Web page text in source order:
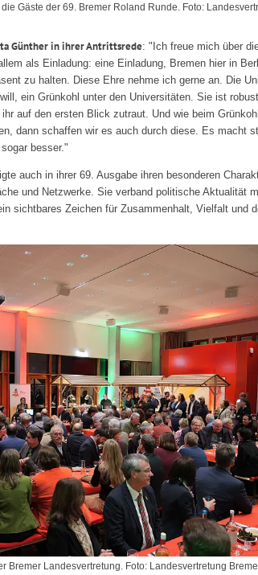
Gäste der 69. Bremer Roland Runde. Foto:
Günther in ihrer Antrittsrede: "Ich freue mich über
als Einladung: eine Einladung, Bremen hier in
zu halten. Diese Ehre nehme ich gerne an. Die
ein Grünkohl unter den Universitäten. Sie ist
auf den ersten Blick zutraut. Und wie beim
dann schaffen wir es auch durch diese. Es macht
besser."
auch in ihrer 69. Ausgabe ihren besonderen
und Netzwerke. Sie verband politische Aktualität
sichtbares Zeichen für Zusammenhalt, Vielfalt und
Bremer Landesvertretung. Foto: Landesvertretung